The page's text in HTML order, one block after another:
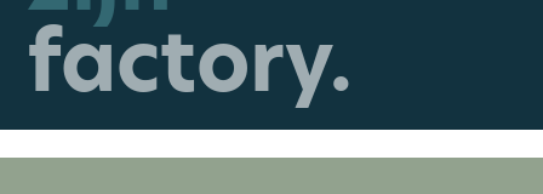
factory.